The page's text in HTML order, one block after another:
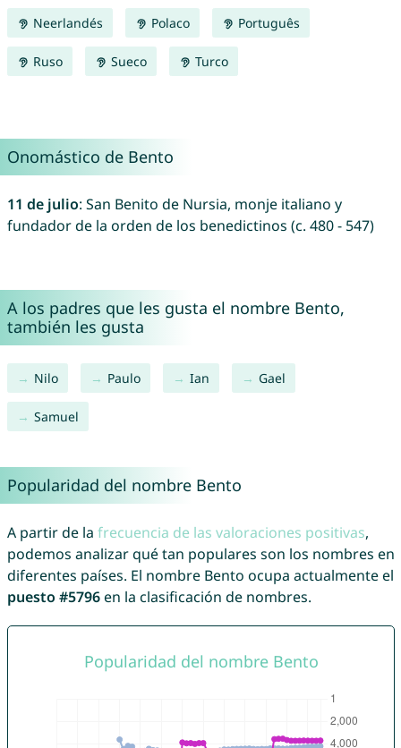
Neerlandés Polaco Português
Ruso Sueco Turco
Onomástico de Bento
11 de julio: San Benito de Nursia, monje italiano y
fundador de la orden de los benedictinos (c. 480 - 547)
A los padres que les gusta el nombre Bento,
también les gusta
Nilo Paulo Ian Gael
Samuel
Popularidad del nombre Bento
A partir de la frecuencia de las valoraciones positivas,
podemos analizar qué tan populares son los nombres en
diferentes países. El nombre Bento ocupa actualmente el
puesto #5796en la clasificación de nombres.